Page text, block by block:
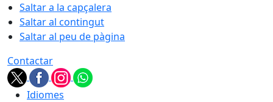
Saltar a la capçalera
Saltar al contingut
Saltar al peu de pàgina
Contactar
Idiomes